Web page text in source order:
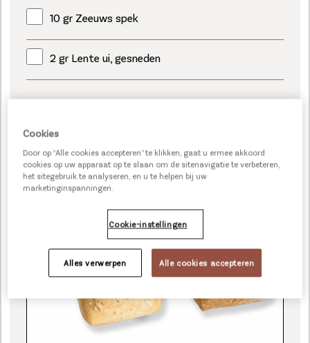
10 gr Zeeuws spek
2 gr Lente ui, gesneden
MINI SANDWINO ASSORTIMENT
Cookies
Door op “Alle cookies accepteren” te klikken, gaat u ermee akkoord
cookies op uw apparaat op te slaan om de sitenavigatie te verbeteren,
het sitegebruik te analyseren, en u te helpen bij uw
marketinginspanningen.
Cookie-instellingen
Alles verwerpen Alle cookies accepteren